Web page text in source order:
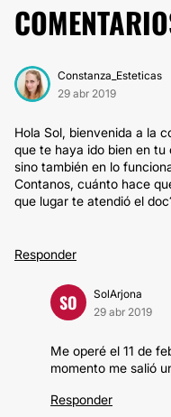
Constanza_Esteticas
29 abr 2019
Hola Sol, bienvenida a la
que te haya ido bien en
sino también en lo
Contanos, cuánto hace
que lugar te atendió el
Responder
SO
SolArjona
29 abr 2019
Me operé el 11 de
momento me salió
Responder